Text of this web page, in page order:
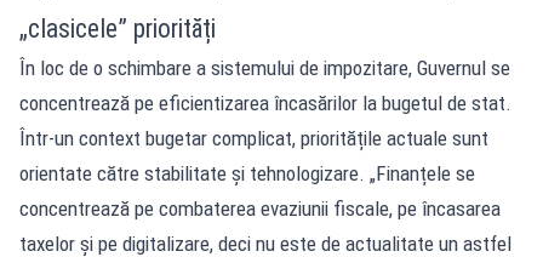
„clasicele” priorități
În loc de o schimbare a sistemului de impozitare, Guvernul se
concentrează pe eficientizarea încasărilor la bugetul de stat.
Într-un context bugetar complicat, prioritățile actuale sunt
orientate către stabilitate și tehnologizare. „Finanțele se
concentrează pe combaterea evaziunii fiscale, pe încasarea
taxelor și pe digitalizare, deci nu este de actualitate un astfel